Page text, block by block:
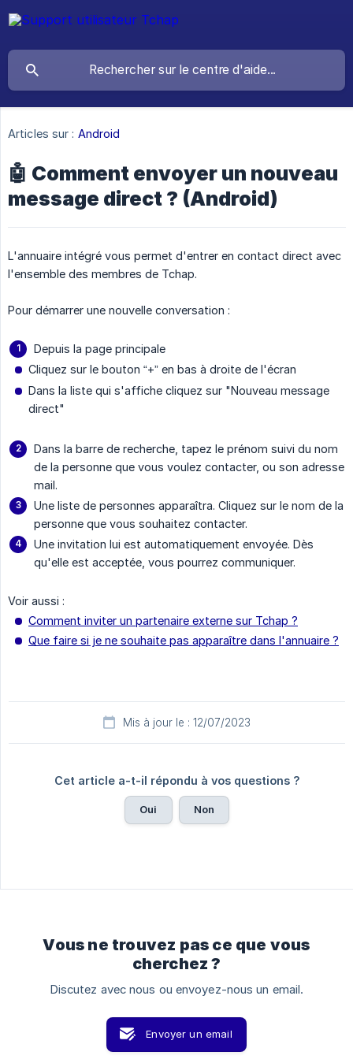
Articles sur : Android
🤖 Comment envoyer un nouveau
message direct ? (Android)
L'annuaire intégré vous permet d'entrer en contact direct avec
l'ensemble des membres de Tchap.
Pour démarrer une nouvelle conversation :
Depuis la page principale
Cliquez sur le bouton “+” en bas à droite de l'écran
Dans la liste qui s'affiche cliquez sur "Nouveau message
direct"
Dans la barre de recherche, tapez le prénom suivi du nom
de la personne que vous voulez contacter, ou son adresse
mail.
Une liste de personnes apparaîtra. Cliquez sur le nom de la
personne que vous souhaitez contacter.
Une invitation lui est automatiquement envoyée. Dès
qu'elle est acceptée, vous pourrez communiquer.
Voir aussi :
Comment inviter un partenaire externe sur Tchap ?
Que faire si je ne souhaite pas apparaître dans l'annuaire ?
Mis à jour le : 12/07/2023
Cet article a-t-il répondu à vos questions ?
Oui Non
Vous ne trouvez pas ce que vous
cherchez ?
Discutez avec nous ou envoyez-nous un email.
Envoyer un email